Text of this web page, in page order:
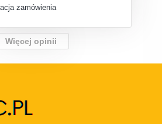
zamówienia
Więcej opinii